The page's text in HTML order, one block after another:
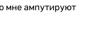
мне ампутируют